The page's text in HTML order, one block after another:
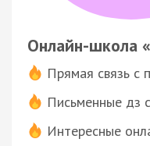
Онлайн-школа
Прямая связь с
Письменные дз
Интересные